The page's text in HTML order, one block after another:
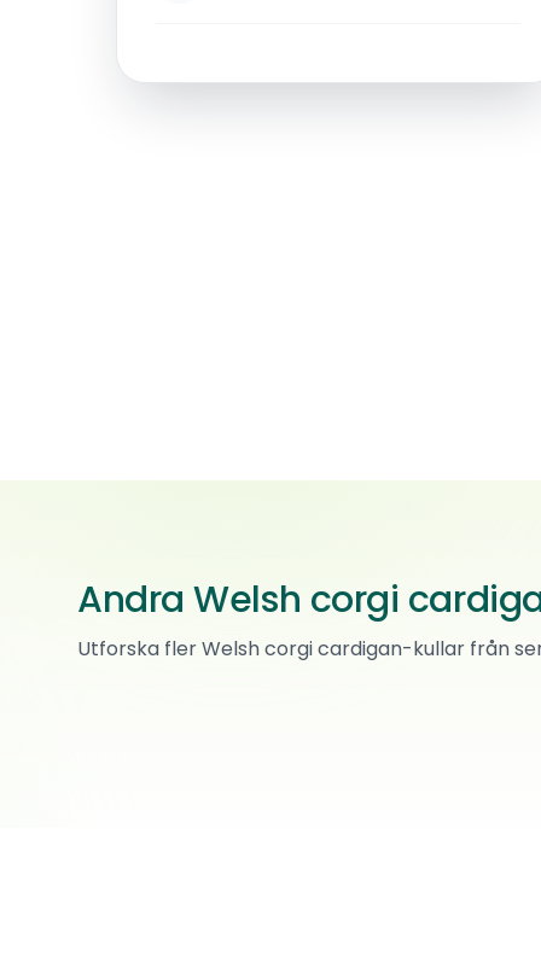
Andra Welsh corgi
Utforska fler Welsh corgi cardigan-kullar från
I
Welsh corgi cardigan · Renrasig
Pris kommer
B-kull
Welsh corgi cardigan ·Renrasig